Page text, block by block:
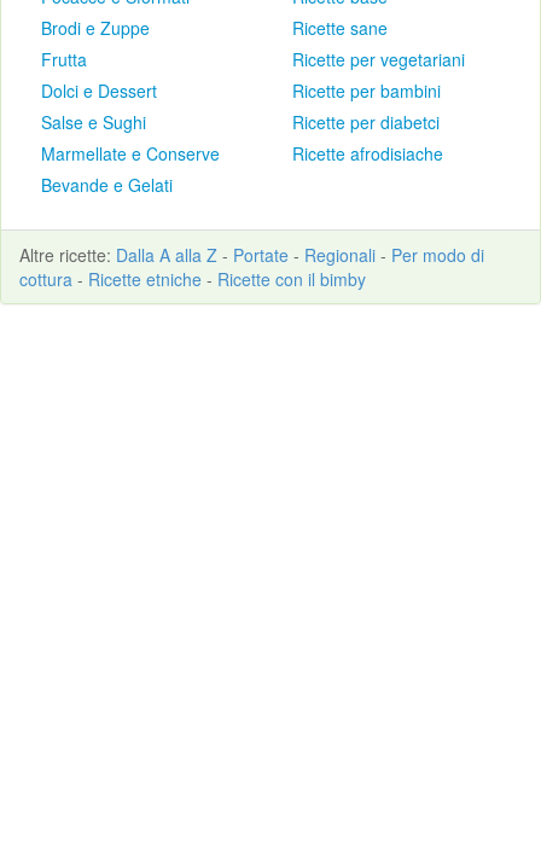
Brodi e Zuppe
Frutta
Dolci e Dessert
Salse e Sughi
Marmellate e Conserve
Bevande e Gelati
Ricette sane
Ricette per vegetariani
Ricette per bambini
Ricette per diabetci
Ricette afrodisiache
Altre ricette: Dalla A alla Z - Portate - Regionali - Per modo di
cottura - Ricette etniche - Ricette con il bimby